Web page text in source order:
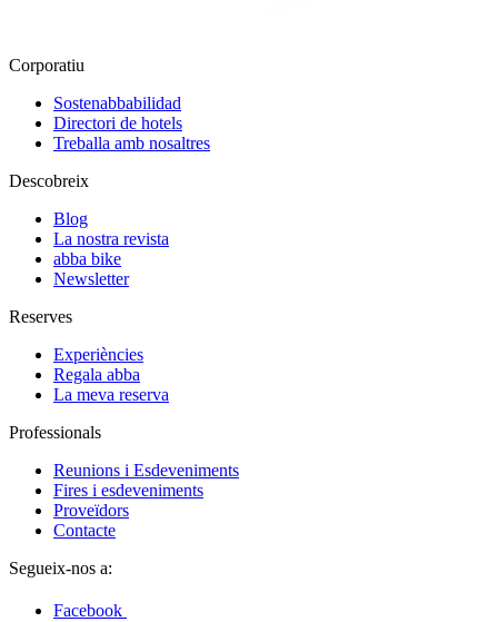
Corporatiu
Sostenabbabilidad
Directori de hotels
Treballa amb nosaltres
Descobreix
Blog
La nostra revista
abba bike
Newsletter
Reserves
Experiències
Regala abba
La meva reserva
Professionals
Reunions i Esdeveniments
Fires i esdeveniments
Proveïdors
Contacte
Segueix-nos a:
Facebook